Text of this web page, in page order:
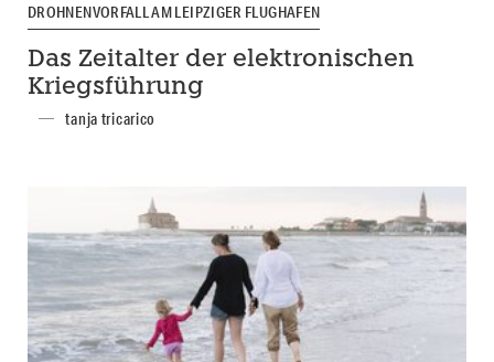
DROHNENVORFALL AM LEIPZIGER FLUGHAFEN
Das Zeitalter der elektronischen
Kriegsführung
tanja tricarico